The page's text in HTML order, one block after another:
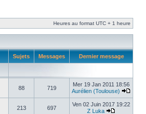
Heures au format UTC + 1 heure
Sujets Messages Dernier message
88 719
Mer 19 Jan 2011 18:56
Aurélien (Toulouse)
213 697
Ven 02 Juin 2017 19:22
Z Luka